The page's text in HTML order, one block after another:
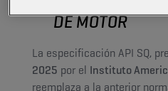
DE MOTOR
La especificación API SQ,
2025 por el Instituto
reemplaza a la anterior